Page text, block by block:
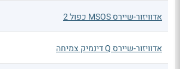
אדוויזור-שיירס MSOS כפול 2
אדוויזור-שיירס Q דינמיק צמיחה